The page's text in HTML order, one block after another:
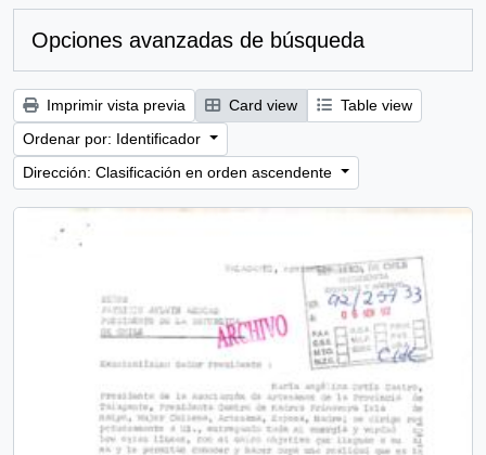
Opciones avanzadas de búsqueda
Imprimir vista previa Card view
Table view
Ordenar por: Identificador
Dirección: Clasificación en orden ascendente